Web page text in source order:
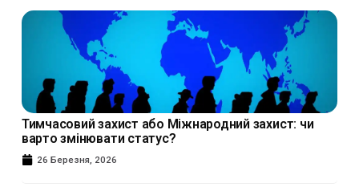
Тимчасовий захист або Міжнародний захист: чи
варто змінювати статус?
26 Березня, 2026